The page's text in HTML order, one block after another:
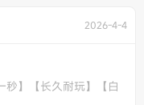
2026-4-4
秒】【长久耐玩】【白